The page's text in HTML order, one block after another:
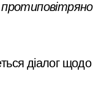
діалог щодо